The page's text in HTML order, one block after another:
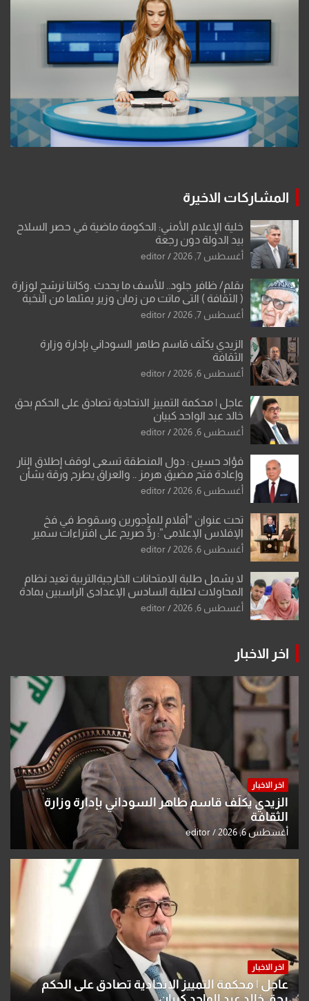
المشاركات الاخيرة
خلية الإعلام الأمني: الحكومة ماضية في حصر السلاح
بيد الدولة دون رجعة
أغسطس 7, 2026 editor
بقلم/ ظافر جلود.. للأسف ما يحدث .وكاننا نرشح لوزارة
( الثقافة ) التي ماتت من زمان وزير يمثلها من النخبة
والإرث العظيم للثقافة العراقية..
أغسطس 7, 2026 editor
الزيدي يكلّف قاسم طاهر السوداني بإدارة وزارة
الثقافة
أغسطس 6, 2026 editor
عاجل | محكمة التمييز الاتحادية تصادق على الحكم بحق
خالد عبد الواحد كبيان
أغسطس 6, 2026 editor
فؤاد حسين : دول المنطقة تسعى لوقف إطلاق النار
وإعادة فتح مضيق هرمز .. والعراق يطرح ورقة بشأن
تحولات القدس
أغسطس 6, 2026 editor
تحت عنوان “أقلام للمأجورين وسقوط في فخ
الإفلاس الإعلامي”: ردٌّ صريح على افتراءات سمير
الشكرجي
أغسطس 6, 2026 editor
لا يشمل طلبة الامتحانات الخارجيةالتربية تعيد نظام
المحاولات لطلبة السادس الإعدادي الراسبين بمادة
أو مادتين
أغسطس 6, 2026 editor
اخر الاخبار
اخر الاخبار
الزيدي يكلّف قاسم طاهر السوداني بإدارة وزارة
الثقافة
أغسطس 6, 2026 editor
اخر الاخبار
عاجل | محكمة التمييز الاتحادية تصادق على الحكم